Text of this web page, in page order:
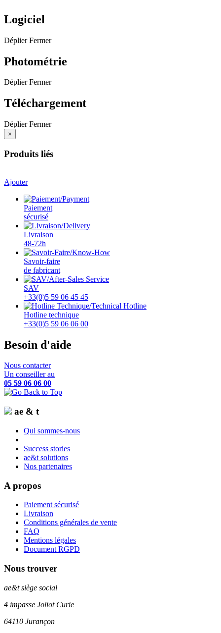
Logiciel
Déplier Fermer
Photométrie
Déplier Fermer
Téléchargement
Déplier Fermer
×
Produits liés
Ajouter
Paiement
sécurisé
Livraison
48-72h
Savoir-faire
de fabricant
SAV
+33(0)5 59 06 45 45
Hotline technique
+33(0)5 59 06 06 00
Besoin d'aide
Nous contacter
Un conseiller au
05 59 06 06 00
ae & t
Qui sommes-nous
Success stories
ae&t solutions
Nos partenaires
A propos
Paiement sécurisé
Livraison
Conditions générales de vente
FAQ
Mentions légales
Document RGPD
Nous trouver
ae&tsiège social
4 impasse Joliot Curie
64110 Jurançon